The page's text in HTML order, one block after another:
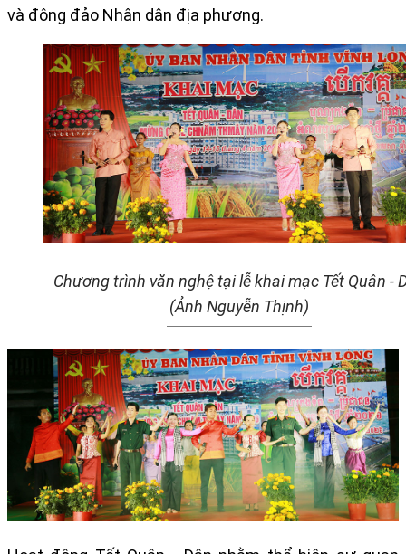
và đông đảo Nhân dân địa phương.
Chương trình văn nghệ tại lễ khai mạc Tết Quân -
(Ảnh Nguyễn Thịnh)